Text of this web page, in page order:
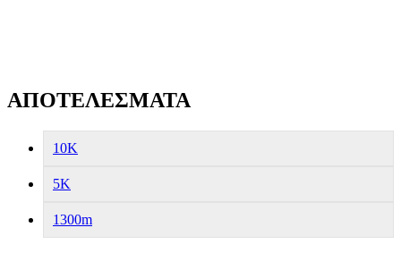
ΑΠΟΤΕΛΕΣΜΑΤΑ
10K
5K
1300m